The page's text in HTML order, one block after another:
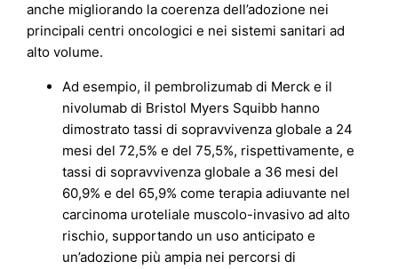
anche migliorando la coerenza dell’adozione nei
principali centri oncologici e nei sistemi sanitari ad
alto volume.
Ad esempio, il pembrolizumab di Merck e il
nivolumab di Bristol Myers Squibb hanno
dimostrato tassi di sopravvivenza globale a 24
mesi del 72,5% e del 75,5%, rispettivamente, e
tassi di sopravvivenza globale a 36 mesi del
60,9% e del 65,9% come terapia adiuvante nel
carcinoma uroteliale muscolo-invasivo ad alto
rischio, supportando un uso anticipato e
un’adozione più ampia nei percorsi di